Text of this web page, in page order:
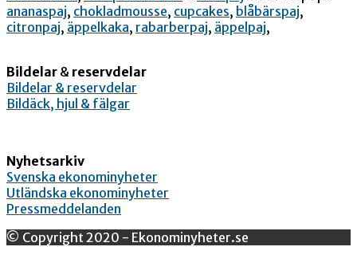
ananaspaj, chokladmousse, cupcakes, blåbärspaj,
citronpaj, äppelkaka, rabarberpaj, äppelpaj,
Bildelar & reservdelar
Bildelar & reservdelar
Bildäck, hjul & fälgar
Nyhetsarkiv
Svenska ekonominyheter
Utländska ekonominyheter
Pressmeddelanden
© Copyright 2020 - Ekonominyheter.se